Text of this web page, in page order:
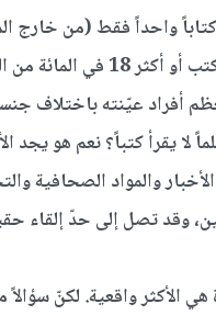
نسبة من قرأوا 10
أفراد عيّنته باختلاف
لا يقرأ كتباً؟ نعم هو يجد
والمواد الصحافية
وقد تصل إلى حدّ إلقاء
هي الأكثر واقعية. لكنّ